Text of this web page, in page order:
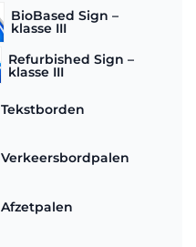
BioBased Sign –
klasse III
Refurbished Sign –
klasse III
Tekstborden
Verkeersbordpalen
Afzetpalen